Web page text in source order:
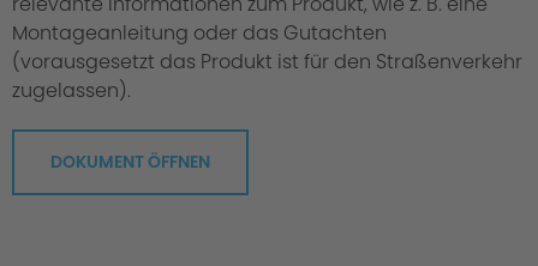
Montageanleitung oder das Gutachten
(vorausgesetzt das Produkt ist für den Straßenverkehr
zugelassen).
DOKUMENT ÖFFNEN